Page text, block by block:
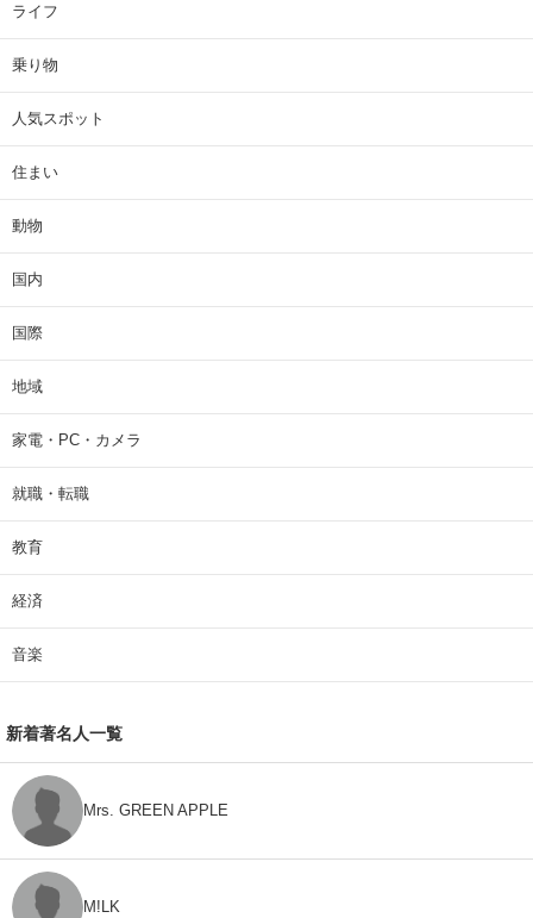
ライフ
乗り物
人気スポット
住まい
動物
国内
国際
地域
家電・PC・カメラ
就職・転職
教育
経済
音楽
新着著名人一覧
Mrs. GREEN APPLE
M!LK